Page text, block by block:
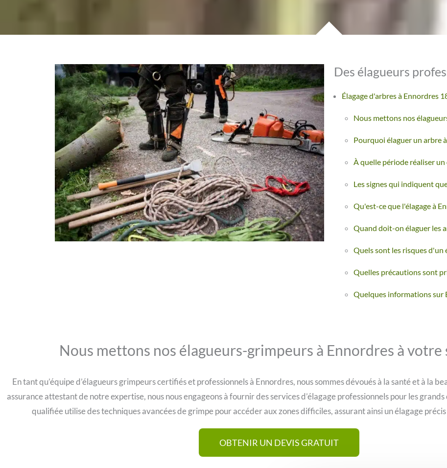
Des élagueurs
Élagage d'arbres à Ennordres
Nous mettons nos
Pourquoi élaguer un arbre
À quelle période réaliser un
Les signes qui indiquent
Qu'est-ce que l'élagage à
Quand doit-on élaguer les
Quels sont les risques d'un
Quelles précautions sont
Quelques informations sur
Nous mettons nos élagueurs-grimpeurs à Ennordres à votre
En tant qu’équipe d’élagueurs grimpeurs certifiés et professionnels à Ennordres, nous sommes dévoués à la santé et à la
assurance attestant de notre expertise, nous nous engageons à fournir des services d’élagage professionnels pour les
qualifiée utilise des techniques avancées de grimpe pour accéder aux zones difficiles, assurant ainsi un élagage
OBTENIR UN DEVIS GRATUIT